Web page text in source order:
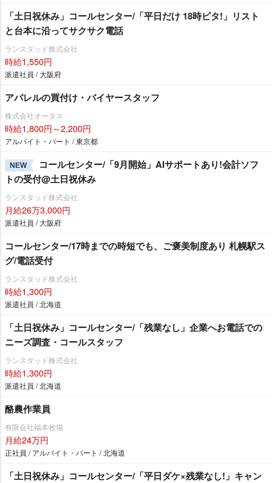
「土日祝休み」コールセンター/「平日だけ 18時ピタ!」リスト
と台本に沿ってサクサク電話
ランスタッド株式会社
時給1,550円
派遣社員 / 大阪府
アパレルの買付け・バイヤースタッフ
株式会社オータス
時給1,800円～2,200円
アルバイト・パート / 東京都
NEW
コールセンター/「9月開始」AIサポートあり!会計ソフ
トの受付@土日祝休み
ランスタッド株式会社
月給26万3,000円
派遣社員 / 大阪府
コールセンター/17時までの時短でも、ご褒美制度あり 札幌駅ス
グ/電話受付
ランスタッド株式会社
時給1,300円
派遣社員 / 北海道
「土日祝休み」コールセンター/「残業なし」企業へお電話での
ニーズ調査・コールスタッフ
ランスタッド株式会社
時給1,300円
派遣社員 / 北海道
酪農作業員
有限会社福本牧場
月給24万円
正社員 / アルバイト・パート / 北海道
「土日祝休み」コールセンター/「平日ダケ×残業なし!」キャン